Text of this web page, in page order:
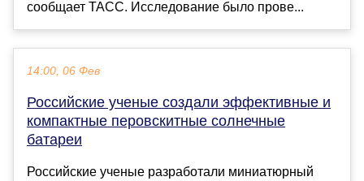
сообщает ТАСС. Исследование было прове...
14:00, 06 Фев
Российские ученые создали эффективные и
компактные перовскитные солнечные
батареи
Российские ученые разработали миниатюрный